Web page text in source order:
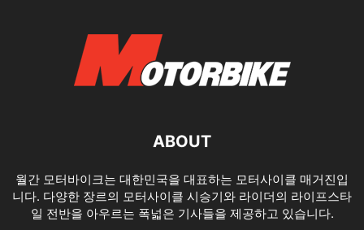
ABOUT
월간 모터바이크는 대한민국을 대표하는 모터사이클 매거진입
니다. 다양한 장르의 모터사이클 시승기와 라이더의 라이프스타
일 전반을 아우르는 폭넓은 기사들을 제공하고 있습니다.